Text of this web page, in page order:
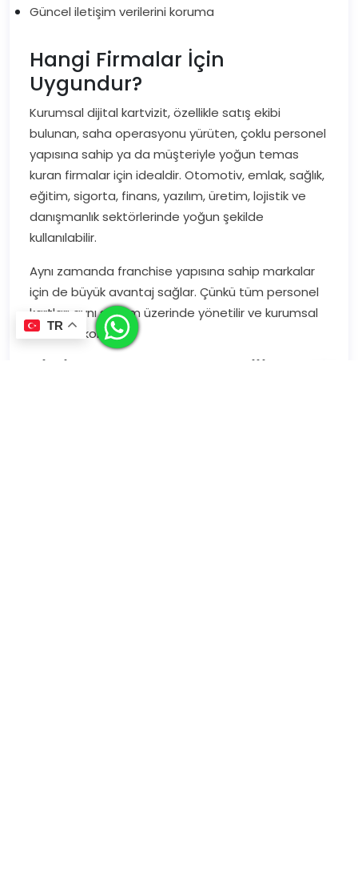
Güncel iletişim verilerini koruma
Hangi Firmalar İçin
Uygundur?
Kurumsal dijital kartvizit, özellikle satış ekibi
bulunan, saha operasyonu yürüten, çoklu personel
yapısına sahip ya da müşteriyle yoğun temas
kuran firmalar için idealdir. Otomotiv, emlak, sağlık,
eğitim, sigorta, finans, yazılım, üretim, lojistik ve
danışmanlık sektörlerinde yoğun şekilde
kullanılabilir.
Aynı zamanda franchise yapısına sahip markalar
için de büyük avantaj sağlar. Çünkü tüm personel
kartları aynı sistem üzerinde yönetilir ve kurumsal
bütünlük korunur.
TiCiCARD Kurumsal Dijital
TR